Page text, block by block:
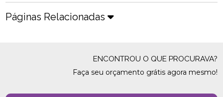
Páginas Relacionadas
ENCONTROU O QUE PROCURAVA?
Faça seu orçamento grátis agora mesmo!